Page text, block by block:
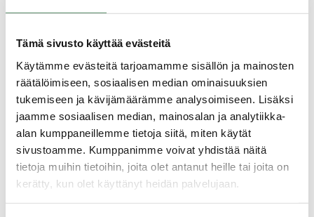
Tämä sivusto käyttää evästeitä
Käytämme evästeitä tarjoamamme sisällön ja mainosten
räätälöimiseen, sosiaalisen median ominaisuuksien
tukemiseen ja kävijämäärämme analysoimiseen. Lisäksi
jaamme sosiaalisen median, mainosalan ja analytiikka-
alan kumppaneillemme tietoja siitä, miten käytät
sivustoamme. Kumppanimme voivat yhdistää näitä
tietoja muihin tietoihin, joita olet antanut heille tai joita on
kerätty, kun olet käyttänyt heidän palvelujaan.
16.02.2026